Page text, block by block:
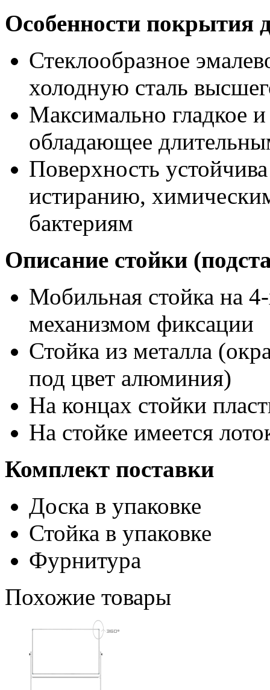
Особенности покрытия
Стеклообразное
холодную сталь
Максимально гладкое
обладающее
Поверхность
истиранию,
бактериям
Описание стойки
Мобильная стойка на
механизмом фиксации
Стойка из металла
под цвет алюминия)
На концах стойки
На стойке имеется
Комплект поставки
Доска в упаковке
Стойка в упаковке
Фурнитура
Похожие товары